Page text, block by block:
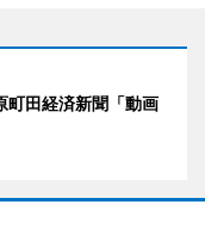
田経済新聞「動画